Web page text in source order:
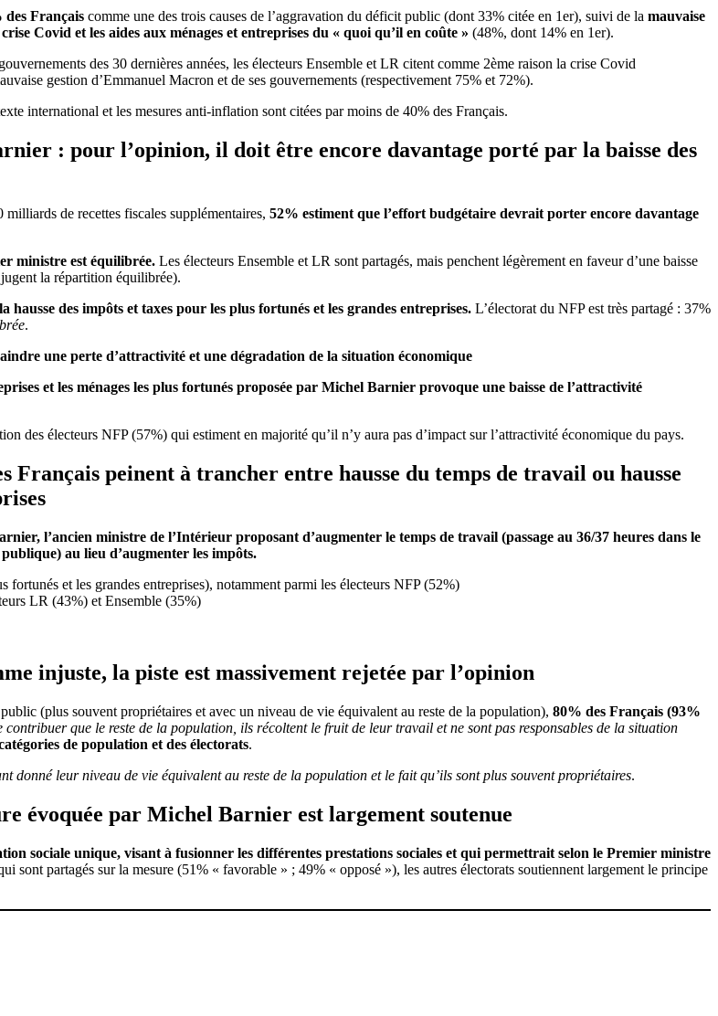
des Français comme une des trois causes de l’aggravation du déficit public (dont 33% citée en 1er), suivi de la mauvaise
crise Covid et les aides aux ménages et entreprises du « quoi qu’il en coûte » (48%, dont 14% en 1er).
des 30 dernières années, les électeurs Ensemble et LR citent comme 2ème raison la crise Covid
gestion d’Emmanuel Macron et de ses gouvernements (respectivement 75% et 72%).
international et les mesures anti-inflation sont citées par moins de 40% des Français.
: pour l’opinion, il doit être encore davantage porté par la baisse des
de recettes fiscales supplémentaires, 52% estiment que l’effort budgétaire devrait porter encore davantage
ministre est équilibrée. Les électeurs Ensemble et LR sont partagés, mais penchent légèrement en faveur d’une baisse
la répartition équilibrée).
des impôts et taxes pour les plus fortunés et les grandes entreprises. L’électorat du NFP est très partagé : 37%
.
une perte d’attractivité et une dégradation de la situation économique
et les ménages les plus fortunés proposée par Michel Barnier provoque une baisse de l’attractivité
des électeurs NFP (57%) qui estiment en majorité qu’il n’y aura pas d’impact sur l’attractivité économique du pays.
peinent à trancher entre hausse du temps de travail ou hausse
l’ancien ministre de l’Intérieur proposant d’augmenter le temps de travail (passage au 36/37 heures dans le
au lieu d’augmenter les impôts.
et les grandes entreprises), notamment parmi les électeurs NFP (52%)
LR (43%) et Ensemble (35%)
injuste, la piste est massivement rejetée par l’opinion
(plus souvent propriétaires et avec un niveau de vie équivalent au reste de la population), 80% des Français (93%
contribuer que le reste de la population, ils récoltent le fruit de leur travail et ne sont pas responsables de la situation
de population et des électorats.
donné leur niveau de vie équivalent au reste de la population et le fait qu’ils sont plus souvent propriétaires.
évoquée par Michel Barnier est largement soutenue
sociale unique, visant à fusionner les différentes prestations sociales et qui permettrait selon le Premier ministre
sont partagés sur la mesure (51% « favorable » ; 49% « opposé »), les autres électorats soutiennent largement le principe